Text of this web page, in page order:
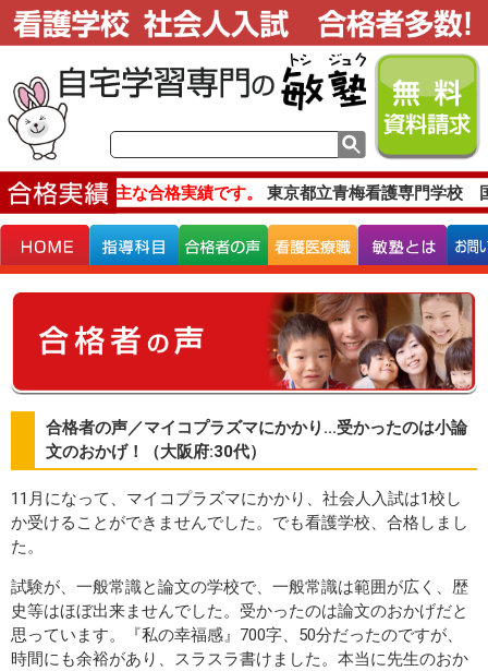
主な合格実績です。 東京都立青梅看護専門学校
合格者の声／マイコプラズマにかかり...受かったのは小論
文のおかげ！（大阪府:30代）
11月になって、マイコプラズマにかかり、社会人入試は1校し
か受けることができませんでした。でも看護学校、合格しまし
た。
試験が、一般常識と論文の学校で、一般常識は範囲が広く、歴
史等はほぼ出来ませんでした。受かったのは論文のおかげだと
思っています。『私の幸福感』700字、50分だったのですが、
時間にも余裕があり、スラスラ書けました。本当に先生のおか